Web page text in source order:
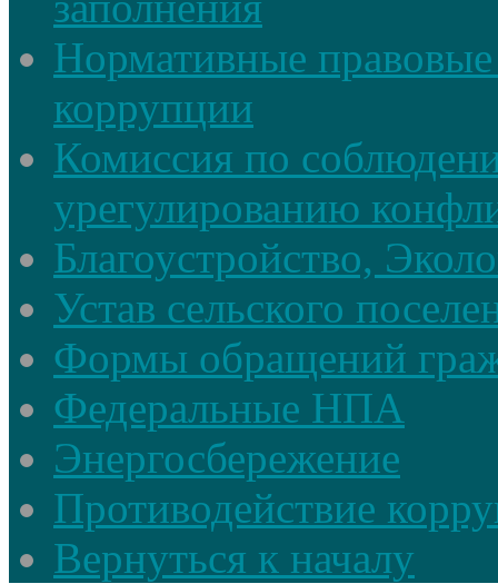
Нормативные
коррупции
Комиссия по
урегулированию
Благоустройство,
Устав сельского
Формы обращений
Федеральные НПА
Энергосбережение
Противодействие
Вернуться к началу